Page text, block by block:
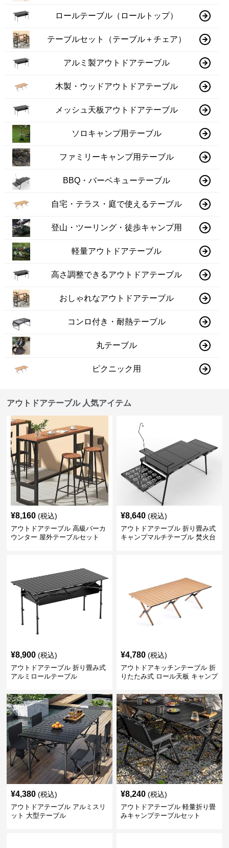
ロールテーブル（ロールトップ）
テーブルセット（テーブル＋チェア）
アルミ製アウトドアテーブル
木製・ウッドアウトドアテーブル
メッシュ天板アウトドアテーブル
ソロキャンプ用テーブル
ファミリーキャンプ用テーブル
BBQ・バーベキューテーブル
自宅・テラス・庭で使えるテーブル
登山・ツーリング・徒歩キャンプ用
軽量アウトドアテーブル
高さ調整できるアウトドアテーブル
おしゃれなアウトドアテーブル
コンロ付き・耐熱テーブル
丸テーブル
ピクニック用
アウトドアテーブル 人気アイテム
¥8,160 (税込)
アウトドアテーブル 高級バーカ
ウンター 屋外テーブルセット
¥8,640 (税込)
アウトドアテーブル 折り畳み式
キャンプマルチテーブル 焚火台
¥8,900 (税込)
アウトドアテーブル 折り畳み式
アルミロールテーブル
¥4,780 (税込)
アウトドアキッチンテーブル 折
りたたみ式 ロール天板 キャンプ
¥4,380 (税込)
アウトドアテーブル アルミスリ
ット 大型テーブル
¥8,240 (税込)
アウトドアテーブル 軽量折り畳
みキャンプテーブルセット